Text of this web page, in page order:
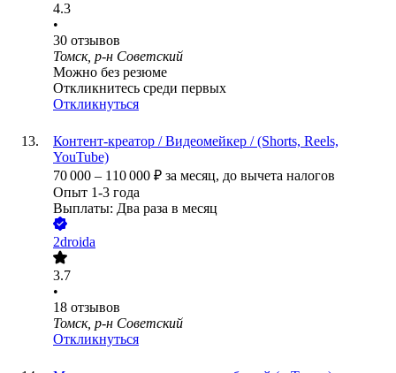
4.3
•
30 отзывов
Томск, р-н Советский
Можно без резюме
Откликнитесь среди первых
Откликнуться
Контент-креатор / Видеомейкер / (Shorts, Reels,
YouTube)
70 000 – 110 000 ₽ за месяц, до вычета налогов
Опыт 1-3 года
Выплаты: Два раза в месяц
2droida
3.7
•
18 отзывов
Томск, р-н Советский
Откликнуться